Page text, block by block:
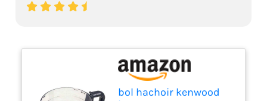
bol hachoir kenwood